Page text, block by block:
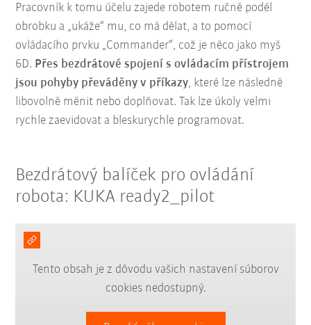
Pracovník k tomu účelu zajede robotem ručně podél
obrobku a „ukáže“ mu, co má dělat, a to pomocí
ovládacího prvku „Commander“, což je něco jako myš
6D. Přes bezdrátové spojení s ovládacím přístrojem
jsou pohyby převáděny v příkazy, které lze následně
libovolně měnit nebo doplňovat. Tak lze úkoly velmi
rychle zaevidovat a bleskurychle programovat.
Bezdrátový balíček pro ovládání
robota: KUKA ready2_pilot
Tento obsah je z dôvodu vašich nastavení súborov
cookies nedostupný.